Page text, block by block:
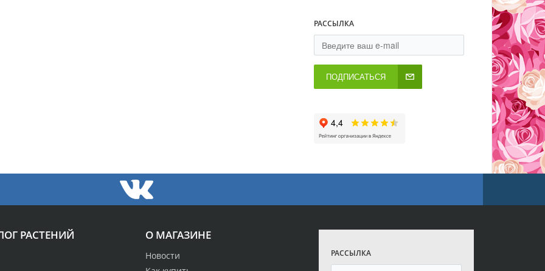
РАССЫЛКА
ПОДПИСАТЬСЯ
О МАГАЗИНЕ
Новости
РАСТЕНИЙ
РАССЫЛКА